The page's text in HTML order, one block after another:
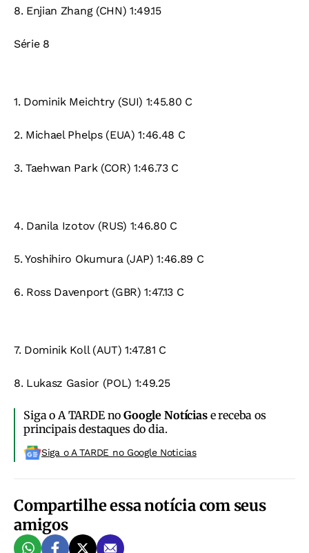
8. Enjian Zhang (CHN) 1:49.15
Série 8
1. Dominik Meichtry (SUI) 1:45.80 C
2. Michael Phelps (EUA) 1:46.48 C
3. Taehwan Park (COR) 1:46.73 C
4. Danila Izotov (RUS) 1:46.80 C
5. Yoshihiro Okumura (JAP) 1:46.89 C
6. Ross Davenport (GBR) 1:47.13 C
7. Dominik Koll (AUT) 1:47.81 C
8. Lukasz Gasior (POL) 1:49.25
Siga o A TARDE noGoogle Notíciase receba os
principais destaques do dia.
Siga o A TARDE no Google Noticias
Compartilhe essa notícia com seus
amigos